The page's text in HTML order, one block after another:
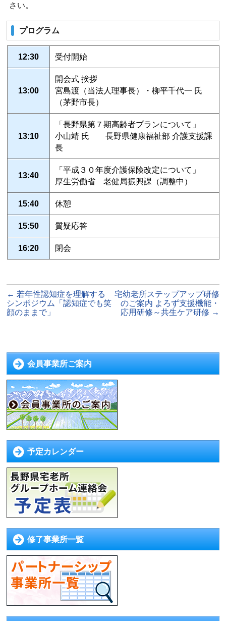
さい。
プログラム
12:30 受付開始
13:00
開会式 挨拶
宮島渡（当法人理事長）・柳平千代一 氏
（茅野市長）
13:10
「長野県第７期高齢者プランについて」
小山靖 氏 長野県健康福祉部 介護支援課
長
13:40
「平成３０年度介護保険改定について」
厚生労働省 老健局振興課（調整中）
15:40 休憩
15:50 質疑応答
16:20 閉会
← 若年性認知症を理解する
シンポジウム「認知症でも笑
顔のままで」
宅幼老所ステップアップ研修
のご案内 よろず支援機能・
応用研修～共生ケア研修 →
会員事業所ご案内
予定カレンダー
修了事業所一覧